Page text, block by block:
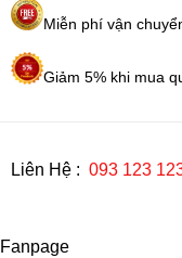
Miễn phí vận
Giảm 5% khi mua
Liên Hệ : 093 123
Fanpage